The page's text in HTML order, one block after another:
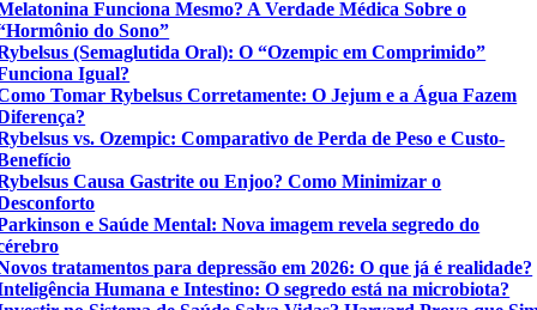
Funciona Mesmo? A Verdade Médica Sobre o
do Sono”
(Semaglutida Oral): O “Ozempic em Comprimido”
Igual?
Tomar Rybelsus Corretamente: O Jejum e a Água Fazem
vs. Ozempic: Comparativo de Perda de Peso e Custo-
Causa Gastrite ou Enjoo? Como Minimizar o
e Saúde Mental: Nova imagem revela segredo do
tratamentos para depressão em 2026: O que já é realidade?
Humana e Intestino: O segredo está na microbiota?